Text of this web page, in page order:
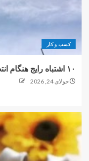
کسب و کار
۱۰ اشتباه رایج هنگام انتخاب تاورکرین برای پروژه
جولای 24, 2026